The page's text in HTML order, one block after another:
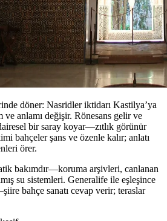
döner: Nasridler iktidarı Kastilya’ya
ve anlamı değişir. Rönesans gelir ve
bir saray koyar—zıtlık görünür
bahçeler şans ve özenle kalır; anlatı
örer.
bakımdır—koruma arşivleri, canlanan
su sistemleri. Generalife ile eşleşince
bahçe sanatı cevap verir; teraslar